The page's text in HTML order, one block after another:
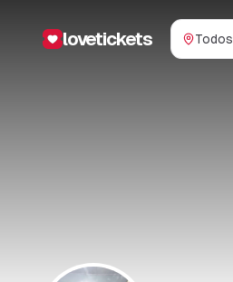
lovetickets Todos